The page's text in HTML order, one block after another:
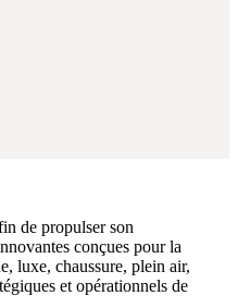
de propulser son
conçues pour la
luxe, chaussure, plein air,
et opérationnels de